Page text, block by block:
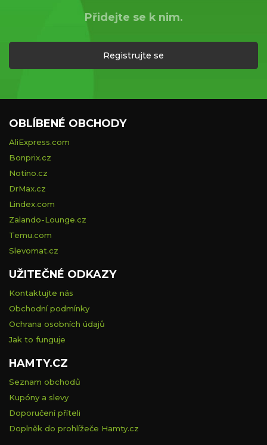
Přidejte se k nim.
Registrujte se
OBLÍBENÉ OBCHODY
AliExpress.com
Bonprix.cz
Notino.cz
DrMax.cz
Lindex.com
Zalando-Lounge.cz
Temu.com
Slevomat.cz
UŽITEČNÉ ODKAZY
Kontaktujte nás
Obchodní podmínky
Ochrana osobních údajů
Jak to funguje
HAMTY.CZ
Seznam obchodů
Kupóny a slevy
Doporučení příteli
Doplněk do prohlížeče Hamty.cz